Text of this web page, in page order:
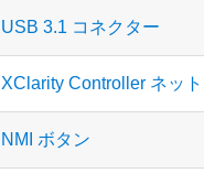
USB 3.1 コネクター
XClarity Controller ネッ
NMI ボタン